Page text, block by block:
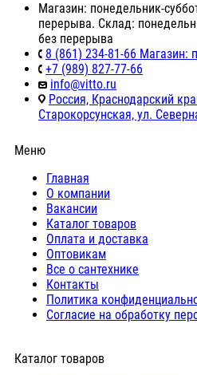
Магазин: понедельник-
перерыва. Склад:
без перерыва
8 (861) 234-81-66 Магазин:
+7 (989) 827-77-66
info@vitto.ru
Россия, Краснодарский
Старокорсунская, ул.
Меню
Главная
О компании
Вакансии
Каталог товаров
Оплата и доставка
Оптовикам
Все о сантехнике
Контакты
Политика
Согласие на обработку
Каталог товаров